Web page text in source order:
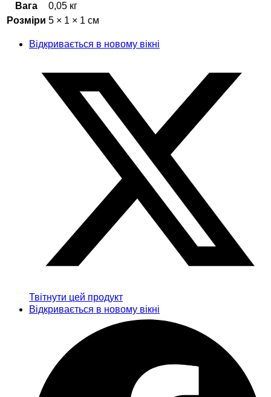
Вага
0,05 кг
Розміри 5 × 1 × 1 см
Відкривається в новому вікні
Твітнути цей продукт
Відкривається в новому вікні